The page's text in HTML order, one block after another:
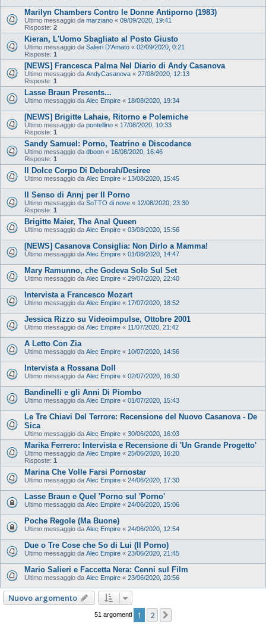
Marilyn Chambers Contro le Donne Antiporno (1983)
Ultimo messaggio da marziano « 09/09/2020, 19:41
Risposte: 2
Kieran, L'Uomo Sbagliato al Posto Giusto
Ultimo messaggio da Salieri D'Amato « 02/09/2020, 0:21
Risposte: 1
[NEWS] Francesca Palma Nel Diario di Andy Casanova
Ultimo messaggio da AndyCasanova « 27/08/2020, 12:13
Risposte: 1
Lasse Braun Presents...
Ultimo messaggio da Alec Empire « 18/08/2020, 19:34
[NEWS] Brigitte Lahaie, Ritorno e Polemiche
Ultimo messaggio da pontellino « 17/08/2020, 10:33
Risposte: 1
Sandy Samuel: Porno, Teatrino e Discodance
Ultimo messaggio da dboon « 16/08/2020, 16:46
Risposte: 1
Il Dolce Corpo Di Deborah/Desiree
Ultimo messaggio da Alec Empire « 13/08/2020, 15:45
Il Senso di Annj per Il Porno
Ultimo messaggio da SoTTO di nove « 12/08/2020, 23:30
Risposte: 1
Brigitte Maier, The Anal Queen
Ultimo messaggio da Alec Empire « 03/08/2020, 15:56
[NEWS] Casanova Consiglia: Non Dirlo a Mamma!
Ultimo messaggio da Alec Empire « 01/08/2020, 14:47
Mary Ramunno, che Godeva Solo Sul Set
Ultimo messaggio da Alec Empire « 29/07/2020, 22:40
Intervista a Francesco Mozart
Ultimo messaggio da Alec Empire « 17/07/2020, 18:52
Jessica Rizzo su Videoimpulse, Ottobre 2001
Ultimo messaggio da Alec Empire « 11/07/2020, 21:42
A Letto Con Zia
Ultimo messaggio da Alec Empire « 10/07/2020, 14:56
Intervista a Rossana Doll
Ultimo messaggio da Alec Empire « 02/07/2020, 16:30
Bandinelli e gli Anni Di Piombo
Ultimo messaggio da Alec Empire « 01/07/2020, 15:43
Le Tre Chiavi Del Terrore: Recensione del Nuovo Casanova - De
Sica
Ultimo messaggio da Alec Empire « 30/06/2020, 16:03
Marika Ferrero: Intervista e Recensione di 'Un Grande Progetto'
Ultimo messaggio da Alec Empire « 25/06/2020, 16:20
Risposte: 1
Marina Che Volle Farsi Pornostar
Ultimo messaggio da Alec Empire « 24/06/2020, 17:30
Lasse Braun e Quel 'Porno sul 'Porno'
Ultimo messaggio da Alec Empire « 24/06/2020, 15:06
Poche Regole (Ma Buone)
Ultimo messaggio da Alec Empire « 24/06/2020, 12:54
Due o Tre Cose che So di Lui (Il Porno)
Ultimo messaggio da Alec Empire « 23/06/2020, 21:45
Mario Salieri e Faccetta Nera: Cenni sul Film
Ultimo messaggio da Alec Empire « 23/06/2020, 20:56
Nuovo argomento
51 argomenti 1 2